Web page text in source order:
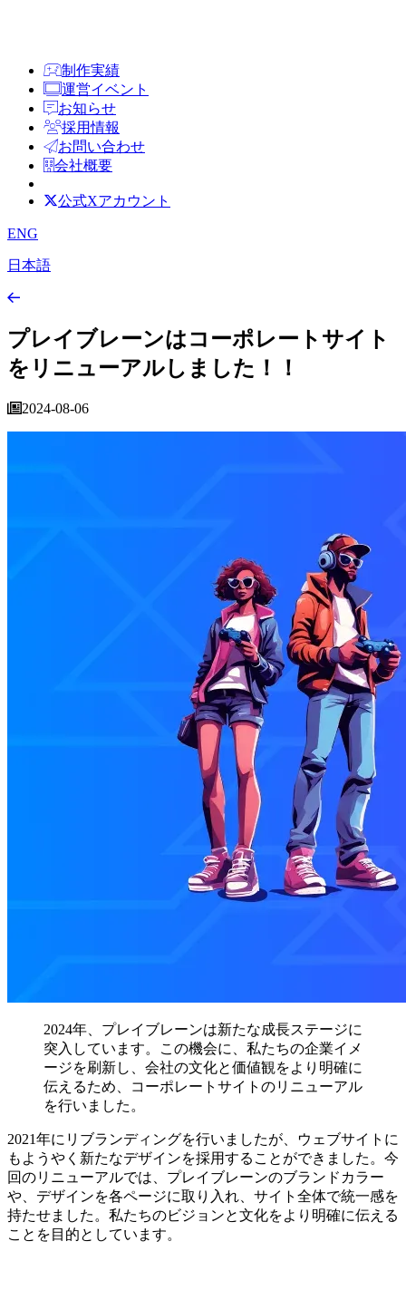
制作実績
運営イベント
お知らせ
採用情報
お問い合わせ
会社概要
公式Xアカウント
ENG
日本語
プレイブレーンはコーポレートサイト
をリニューアルしました！！
2024-08-06
2024年、プレイブレーンは新たな成長ステージに
突入しています。この機会に、私たちの企業イメ
ージを刷新し、会社の文化と価値観をより明確に
伝えるため、コーポレートサイトのリニューアル
を行いました。
2021年にリブランディングを行いましたが、ウェブサイトに
もようやく新たなデザインを採用することができました。今
回のリニューアルでは、プレイブレーンのブランドカラー
や、デザインを各ページに取り入れ、サイト全体で統一感を
持たせました。私たちのビジョンと文化をより明確に伝える
ことを目的としています。